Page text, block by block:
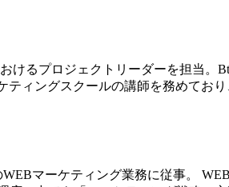
るプロジェクトリーダーを担当。
ィングスクールの講師を務めており
マーケティング業務に従事。